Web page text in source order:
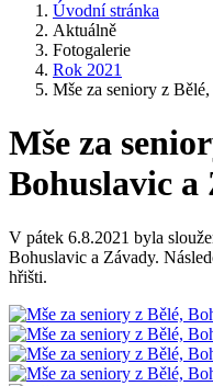
Úvodní stránka
Aktuálně
Fotogalerie
Rok 2021
Mše za seniory z
Mše za
Bohuslavic a
V pátek 6.8.2021 byla
Bohuslavic a Závady.
hřišti.